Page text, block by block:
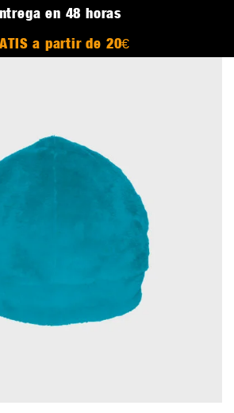
en 48 horas
a partir de 20€